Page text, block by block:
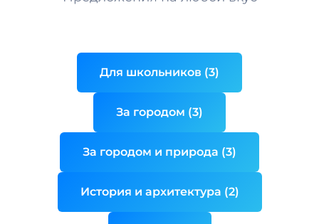
Для школьников (3)
За городом (3)
За городом и природа (3)
История и архитектура (2)